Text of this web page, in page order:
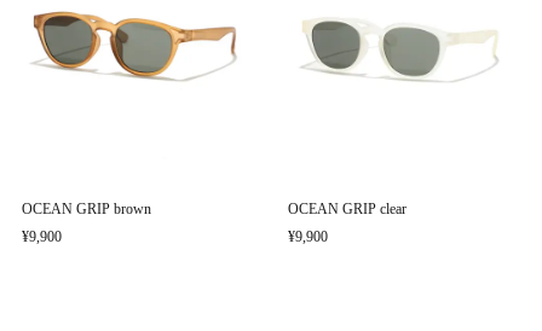
OCEAN GRIP brown
¥9,900
OCEAN GRIP clear
¥9,900